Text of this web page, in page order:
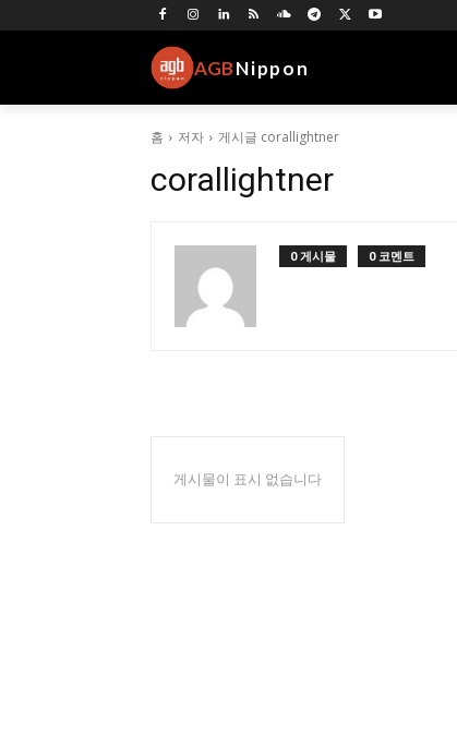
AGBNippon
홈 저자 게시글 corallightner
corallightner
0 게시물 0 코멘트
게시물이 표시 없습니다